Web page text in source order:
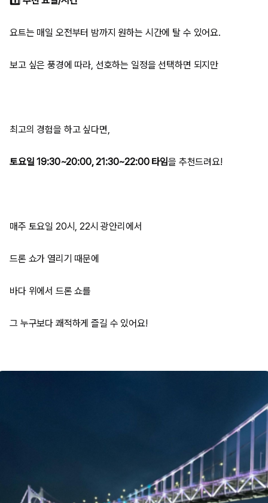
요트는 매일 오전부터 밤까지 원하는 시간에 탈 수 있어요.
보고 싶은 풍경에 따라, 선호하는 일정을 선택하면 되지만
최고의 경험을 하고 싶다면,
토요일 19:30~20:00, 21:30~22:00 타임을 추천드려요!
매주 토요일 20시, 22시 광안리에서
드론 쇼가 열리기 때문에
바다 위에서 드론 쇼를
그 누구보다 쾌적하게 즐길 수 있어요!